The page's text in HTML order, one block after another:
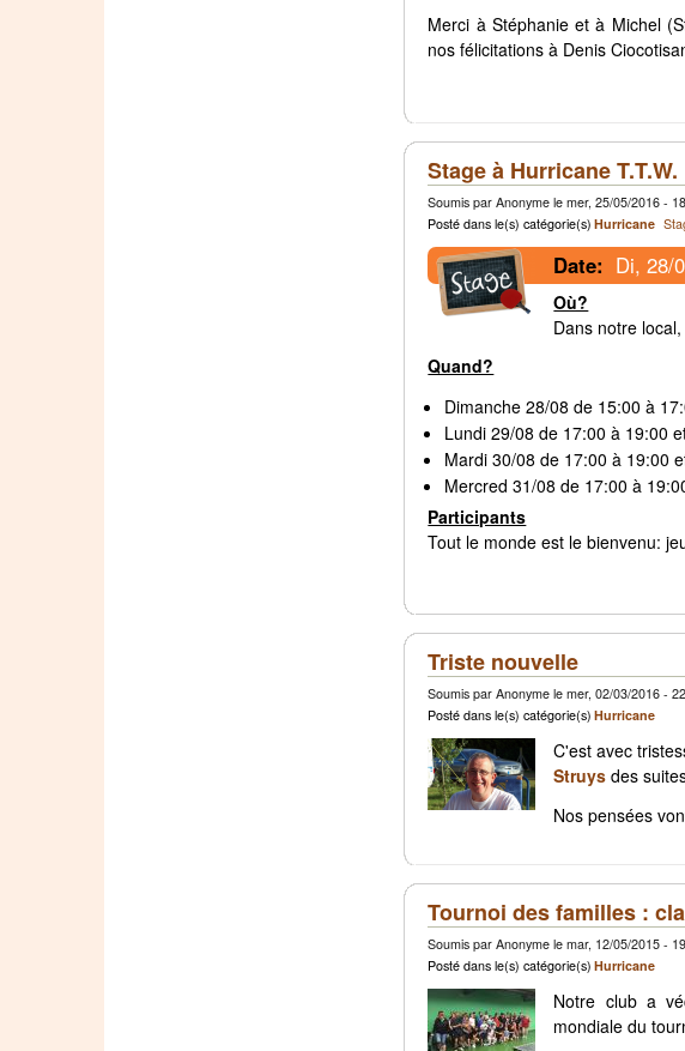
Merci à Stéphanie et à Michel
nos félicitations à Denis
Stage à Hurricane T.T.W.
Soumis par Anonyme le mer, 25/05/2016 -
Posté dans le(s) catégorie(s) Hurricane
Date: Di, 28/
Où?
Dans notre
Quand?
Dimanche 28/08 de 15:00 à
Lundi 29/08 de 17:00 à 19:00
Mardi 30/08 de 17:00 à 19:00
Mercred 31/08 de 17:00 à
Participants
Tout le monde est le bienvenu:
Triste nouvelle
Soumis par Anonyme le mer, 02/03/2016 -
Posté dans le(s) catégorie(s) Hurricane
C'est avec
Struys des
Nos pensées
Tournoi des familles :
Soumis par Anonyme le mar, 12/05/2015 -
Posté dans le(s) catégorie(s) Hurricane
Notre club a
mondiale du